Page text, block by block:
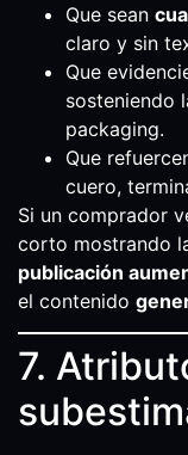
Que sean
claro y sin
Que
sosteniendo
packaging.
Que
cuero,
Si un comprador
corto mostrando
publicación
el contenido
7.